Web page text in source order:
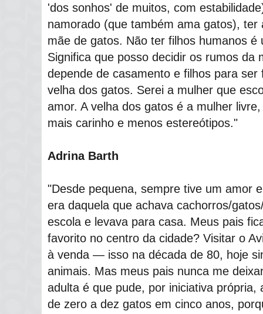
'dos sonhos' de muitos, com
namorado (que também ama gatos),
mãe de gatos. Não ter filhos humanos é
Significa que posso decidir os rumos da
depende de casamento e filhos para
velha dos gatos. Serei a mulher que
amor. A velha dos gatos é a mulher
mais carinho e menos estereótipos."
Adrina Barth
"Desde pequena, sempre tive um amor
era daquela que achava cachorros/
escola e levava para casa. Meus pais
favorito no centro da cidade? Visitar o
à venda — isso na década de 80, hoje
animais. Mas meus pais nunca me
adulta é que pude, por iniciativa própria,
de zero a dez gatos em cinco anos,